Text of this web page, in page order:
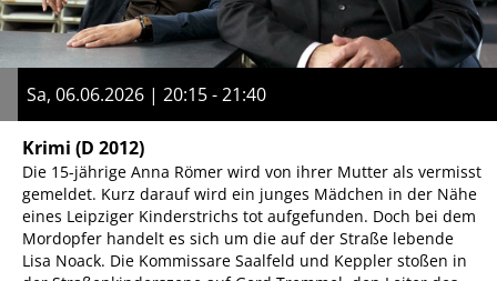
Sa, 06.06.2026 | 20:15 - 21:40
Krimi (D 2012)
Die 15-jährige Anna Römer wird von ihrer Mutter als vermisst
gemeldet. Kurz darauf wird ein junges Mädchen in der Nähe
eines Leipziger Kinderstrichs tot aufgefunden. Doch bei dem
Mordopfer handelt es sich um die auf der Straße lebende
Lisa Noack. Die Kommissare Saalfeld und Keppler stoßen in